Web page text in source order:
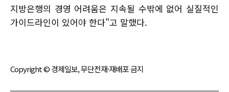
지방은행의 경영 어려움은 지속될 수밖에 없어 실질적인
가이드라인이 있어야 한다"고 말했다.
Copyright © 경제일보, 무단전재·재배포 금지